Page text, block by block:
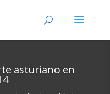
asturiano en